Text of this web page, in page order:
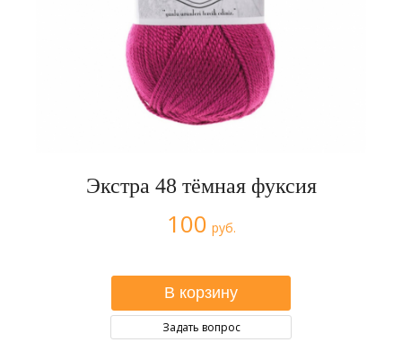
Экстра 48 тёмная фуксия
100 руб.
Задать вопрос